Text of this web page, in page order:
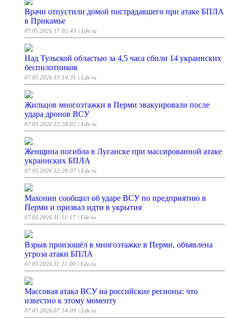
Врачи отпустили домой пострадавшего при атаке БПЛА
в Прикамье
07.05.2026 17:02:43 | Life.ru
Над Тульской областью за 4,5 часа сбили 14 украинских
беспилотников
07.05.2026 13:10:31 | Life.ru
Жильцов многоэтажки в Перми эвакуировали после
удара дронов ВСУ
07.05.2026 12:58:02 | Life.ru
Женщина погибла в Луганске при массированной атаке
украинских БПЛА
07.05.2026 12:28:07 | Life.ru
Махонин сообщил об ударе ВСУ по предприятию в
Перми и призвал идти в укрытия
07.05.2026 11:51:17 | Life.ru
Взрыв произошёл в многоэтажке в Перми, объявлена
угроза атаки БПЛА
07.05.2026 11:21:00 | Life.ru
Массовая атака ВСУ на российские регионы: что
известно к этому моменту
07.05.2026 07:54:09 | Life.ru